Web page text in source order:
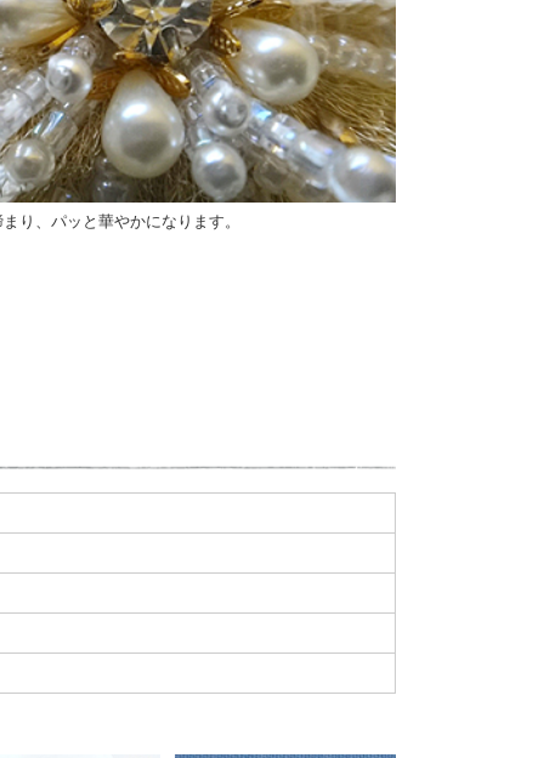
り、パッと華やかになります。